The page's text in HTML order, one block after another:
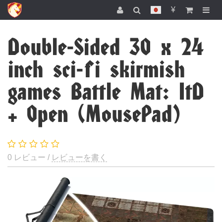
¥
Double-Sided 30 x 24
inch sci-fi skirmish
games Battle Mat: ItD
+ Open (MousePad)
0 レビュー / レビューを書く